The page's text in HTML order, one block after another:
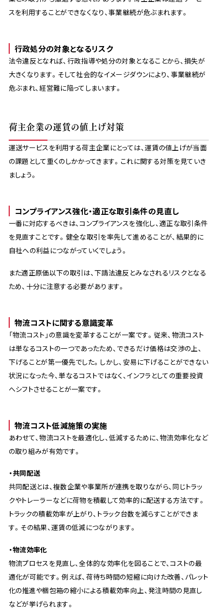
スを利用することができなくなり、事業継続が危ぶまれます。
行政処分の対象となるリスク
法令違反となれば、行政指導や処分の対象となることから、損失が
大きくなります。そして社会的なイメージダウンにより、事業継続が
危ぶまれ、経営難に陥ってしまいます。
荷主企業の運賃の値上げ対策
運送サービスを利用する荷主企業にとっては、運賃の値上げが当面
の課題として重くのしかかってきます。これに関する対策を見ていき
ましょう。
コンプライアンス強化・適正な取引条件の見直し
一番に対応するべきは、コンプライアンスを強化し、適正な取引条件
を見直すことです。健全な取引を率先して進めることが、結果的に
自社への利益につながっていくでしょう。
また適正原価以下の取引は、下請法違反とみなされるリスクとなる
ため、十分に注意する必要があります。
物流コストに関する意識変革
「物流コスト」の意識を変革することが一案です。従来、物流コスト
は単なるコストの一つであったため、できるだけ価格は交渉の上、
下げることが第一優先でした。しかし、安易に下げることができない
状況になった今、単なるコストではなく、インフラとしての重要投資
へシフトさせることが一案です。
物流コスト低減施策の実施
あわせて、物流コストを最適化し、低減するために、物流効率化など
の取り組みが有効です。
・共同配送
共同配送とは、複数企業や事業所が連携を取りながら、同じトラッ
クやトレーラーなどに荷物を積載して効率的に配送する方法です。
トラックの積載効率が上がり、トラック台数を減らすことができま
す。その結果、運賃の低減につながります。
・物流効率化
物流プロセスを見直し、全体的な効率化を図ることで、コストの最
適化が可能です。例えば、荷待ち時間の短縮に向けた改善、パレット
化の推進や梱包箱の縮小による積載効率向上、発注時間の見直し
などが挙げられます。